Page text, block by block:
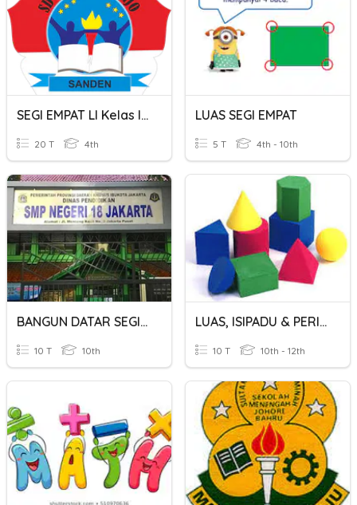
SEGI EMPAT Ll Kelas IV
20 T 4th
LUAS SEGI EMPAT
5 T 4th - 10th
BANGUN DATAR SEGI EMPAT
10 T 10th
LUAS, ISIPADU & PERIMETER
10 T 10th - 12th